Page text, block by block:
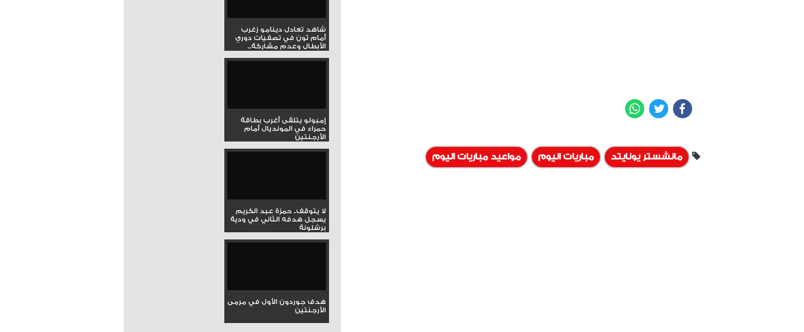
Facebook
Twitter
مانشستر يونايتد مباريات اليوم مواعيد مباريات اليوم
شاهد تعادل دينامو زغرب
أمام ثون في تصفيات دوري
الأبطال وعدم مشاركة...
إمبولو يتلقى أغرب بطاقة
حمراء في المونديال أمام
الأرجنتين
لا يتوقف.. حمزة عبد الكريم
يسجل هدفه الثاني في ودية
برشلونة
هدف جوردون الأول في مرمى
الأرجنتين